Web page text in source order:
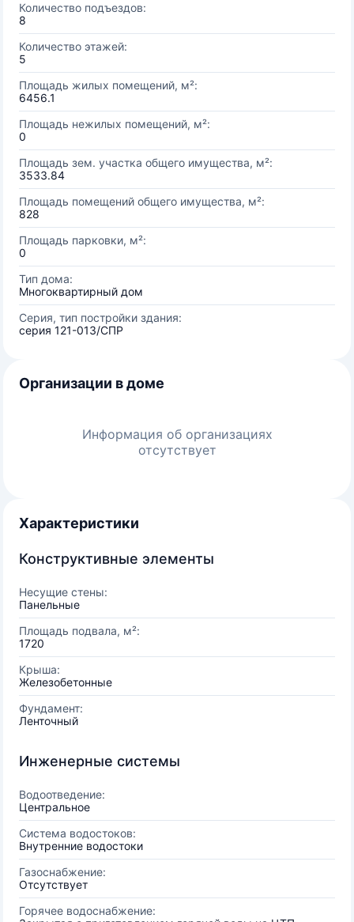
Количество подъездов:
8
Количество этажей:
5
Площадь жилых помещений, м²:
6456.1
Площадь нежилых помещений, м²:
0
Площадь зем. участка общего имущества, м²:
3533.84
Площадь помещений общего имущества, м²:
828
Площадь парковки, м²:
0
Тип дома:
Многоквартирный дом
Серия, тип постройки здания:
серия 121-013/СПР
Организации в доме
Информация об организациях
отсутствует
Характеристики
Конструктивные элементы
Несущие стены:
Панельные
Площадь подвала, м²:
1720
Крыша:
Железобетонные
Фундамент:
Ленточный
Инженерные системы
Водоотведение:
Центральное
Система водостоков:
Внутренние водостоки
Газоснабжение:
Отсутствует
Горячее водоснабжение: